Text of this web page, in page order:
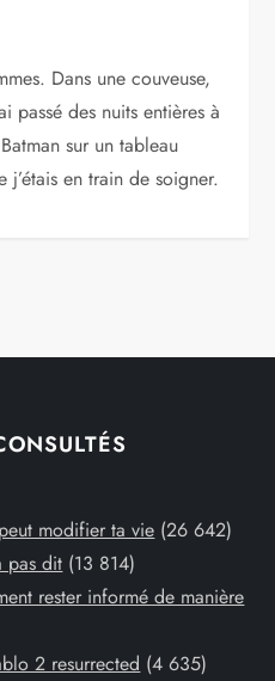
Dans une couveuse,
passé des nuits entières à
sur un tableau
j’étais en train de soigner.
modifier ta vie (26 642)
pas dit (13 814)
rester informé de manière
2 resurrected (4 635)